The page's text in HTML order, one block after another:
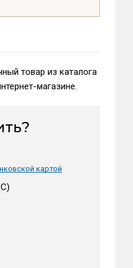
товар из каталога
магазине.
картой